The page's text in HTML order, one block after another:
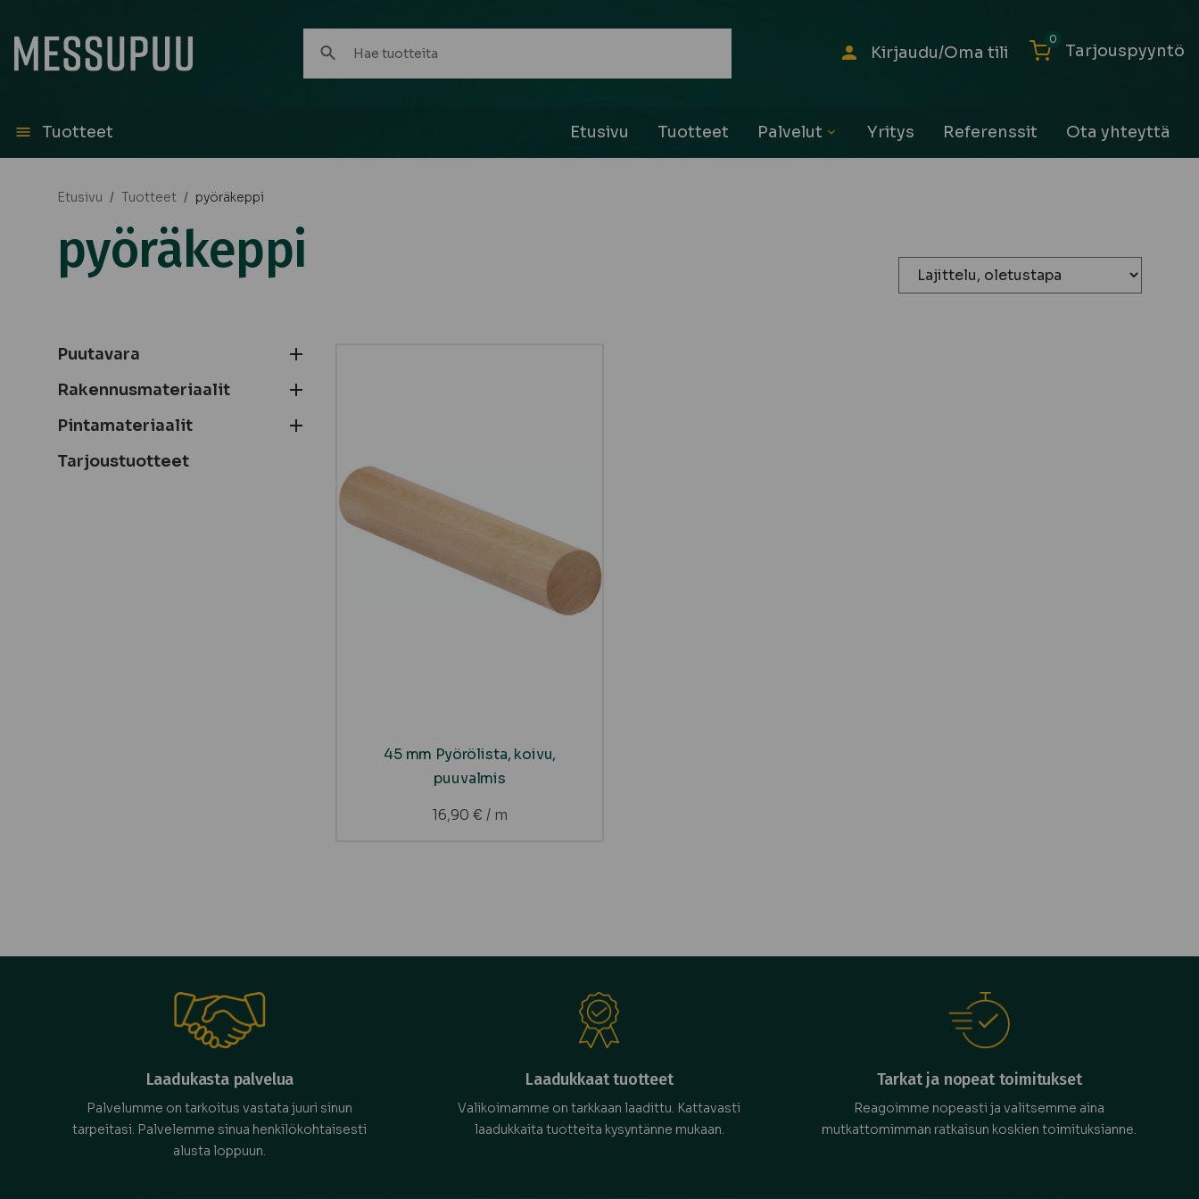
tuotteita:
Kirjaudu/Oma tili Tarjouspyyntö
0
Tuotteet Etusivu Tuotteet Palvelut Yritys Referenssit Ota yhteyttä
Etusivu / Tuotteet / pyöräkeppi
pyöräkeppi
Puutavara
Rakennusmateriaalit
Pintamateriaalit
Tarjoustuotteet
45 mm Pyörölista, koivu,
puuvalmis
16,90€ / m
Laadukasta palvelua
Palvelumme on tarkoitus vastata juuri sinun
tarpeitasi. Palvelemme sinua henkilökohtaisesti
alusta loppuun.
Laadukkaat tuotteet
Valikoimamme on tarkkaan laadittu. Kattavasti
laadukkaita tuotteita kysyntänne mukaan.
Tarkat ja nopeat toimitukset
Reagoimme nopeasti ja valitsemme aina
mutkattomimman ratkaisun koskien toimituksianne.